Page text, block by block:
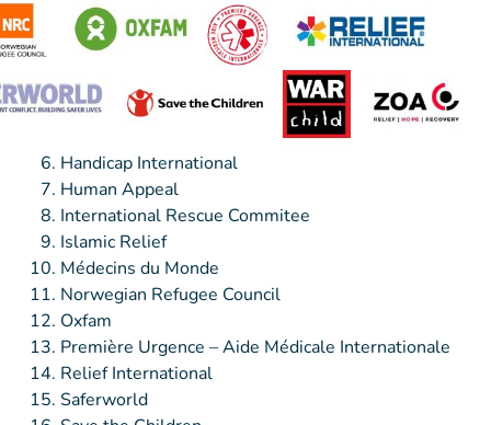
Handicap International
Human Appeal
International Rescue Commitee
Islamic Relief
Médecins du Monde
Norwegian Refugee Council
Oxfam
Première Urgence – Aide Médicale Internationale
Relief International
Saferworld